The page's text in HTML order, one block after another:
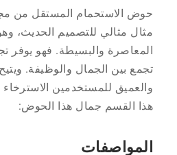
مثال مثالي للتصميم الحديث،
المعاصرة والبسيطة. فهو يوفر
تجمع بين الجمال والوظيفة.
والعميق للمستخدمين
هذا القسم جمال هذا الحوض:
المواصفات